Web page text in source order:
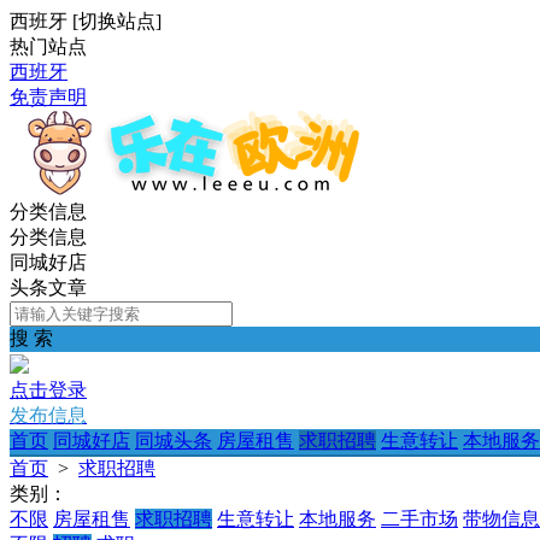
西班牙 [切换站点]
热门站点
西班牙
免责声明
分类信息
分类信息
同城好店
头条文章
搜 索
点击登录
发布信息
首页 同城好店 同城头条 房屋租售 求职招聘 生意转让 本地服务
首页 > 求职招聘
类别：
不限 房屋租售 求职招聘 生意转让 本地服务 二手市场 带物信息